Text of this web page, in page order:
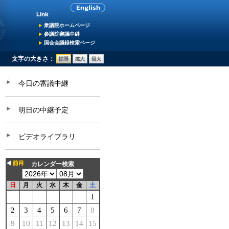
衆議院ホームページ
参議院審議中継
国会会議録検索ページ
文字の大きさ：
今日の審議中継
明日の中継予定
ビデオライブラリ
カレンダー検索
日 月 火 水 木 金 土
1
2
3 4 5 6 7
8
9
10 11 12 13 14
15